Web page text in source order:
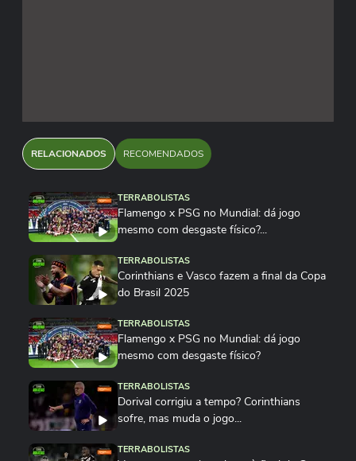
RELACIONADOS RECOMENDADOS
TERRABOLISTAS
Flamengo x PSG no Mundial: dá jogo
mesmo com desgaste físico?...
TERRABOLISTAS
Corinthians e Vasco fazem a final da Copa
do Brasil 2025
TERRABOLISTAS
Flamengo x PSG no Mundial: dá jogo
mesmo com desgaste físico?
TERRABOLISTAS
Dorival corrigiu a tempo? Corinthians
sofre, mas muda o jogo...
TERRABOLISTAS